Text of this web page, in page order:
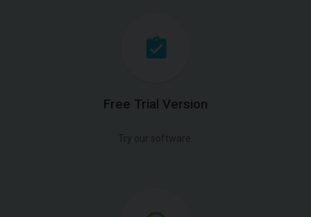
Free Trial Version
Try our software.